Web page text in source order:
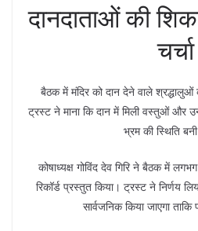
दानदाताओं की
चर्चा
बैठक में मंदिर को दान देने वाले श्रद्धालुओं
ट्रस्ट ने माना कि दान में मिली वस्तुओं और
भ्रम की स्थिति
कोषाध्यक्ष गोविंद देव गिरि ने बैठक में
रिकॉर्ड प्रस्तुत किया। ट्रस्ट ने निर्णय
सार्वजनिक किया जाएगा ताकि